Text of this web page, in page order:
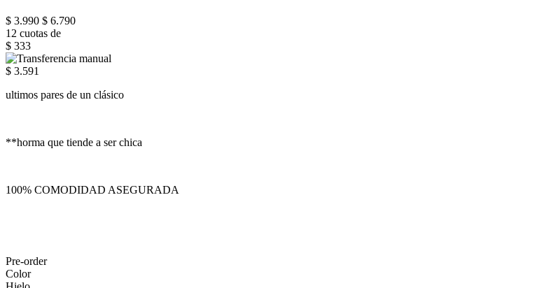
$ 3.990 $ 6.790
12 cuotas de
$ 333
$ 3.591
ultimos pares de un clásico
**horma que tiende a ser chica
100% COMODIDAD ASEGURADA
Pre-order
Color